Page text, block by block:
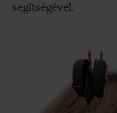
segítségével.